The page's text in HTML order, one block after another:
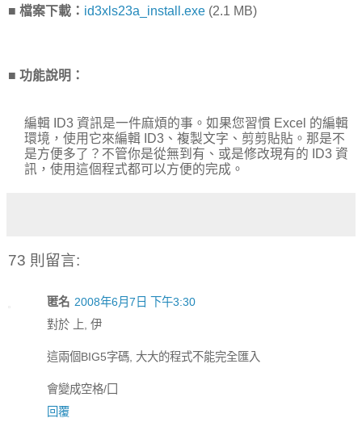
■ 檔案下載： id3xls23a_install.exe (2.1 MB)
■ 功能說明：
編輯 ID3 資訊是一件麻煩的事。如果您習慣 Excel 的編輯
環境，使用它來編輯 ID3、複製文字、剪剪貼貼。那是不
是方便多了？不管你是從無到有、或是修改現有的 ID3 資
訊，使用這個程式都可以方便的完成。
73 則留言:
匿名 2008年6月7日 下午3:30
對於 上, 伊
這兩個BIG5字碼, 大大的程式不能完全匯入
會變成空格/囗
回覆